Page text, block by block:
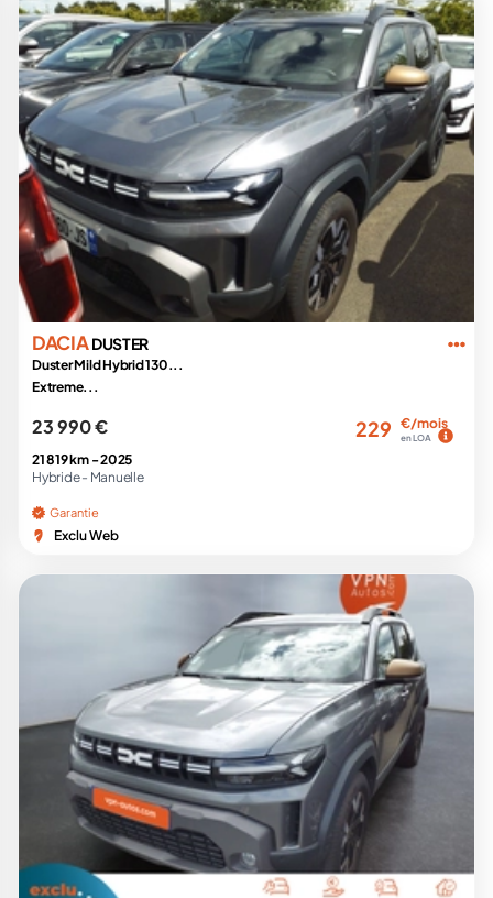
DACIADUSTER
Duster Mild Hybrid 130...
Extreme...
23 990 € 229 €/mois
en LOA
21 819 km -2025
Hybride - Manuelle
Garantie
Exclu Web